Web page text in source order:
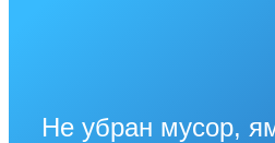
Не убран мусор,